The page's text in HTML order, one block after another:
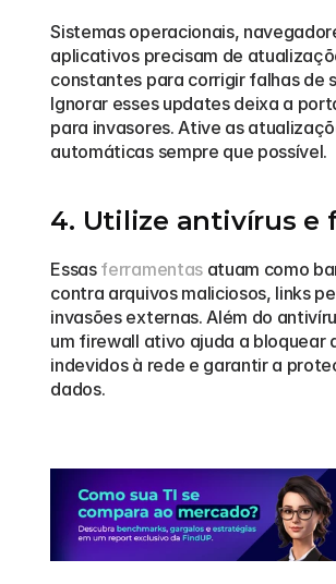
Sistemas operacionais,
aplicativos precisam de
constantes para corrigir falhas de
Ignorar esses updates deixa a
para invasores. Ative as
automáticas sempre que possível.
4. Utilize antivírus e
Essas ferramentas atuam como
contra arquivos maliciosos, links
invasões externas. Além do
um firewall ativo ajuda a bloquear
indevidos à rede e garantir a
dados.